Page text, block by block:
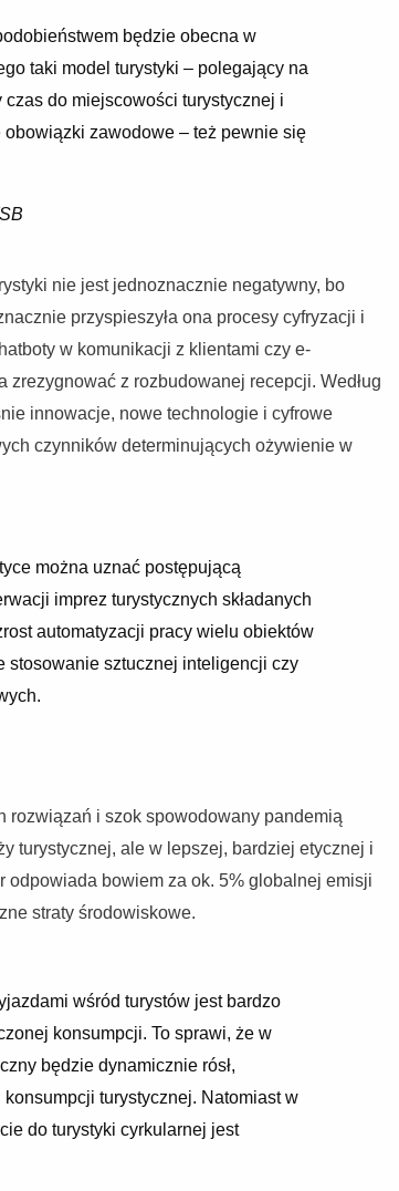
będzie obecna w
taki model turystyki – polegający na
czas do miejscowości turystycznej i
zawodowe – też pewnie się
nie jest jednoznacznie negatywny, bo
przyspieszyła ona procesy cyfryzacji i
w komunikacji z klientami czy e-
z rozbudowanej recepcji. Według
innowacje, nowe technologie i cyfrowe
czynników determinujących ożywienie w
można uznać postępującą
imprez turystycznych składanych
automatyzacji pracy wielu obiektów
stosowanie sztucznej inteligencji czy
rozwiązań i szok spowodowany pandemią
turystycznej, ale w lepszej, bardziej etycznej i
odpowiada bowiem za ok. 5% globalnej emisji
straty środowiskowe.
wśród turystów jest bardzo
konsumpcji. To sprawi, że w
będzie dynamicznie rósł,
turystycznej. Natomiast w
do turystyki cyrkularnej jest